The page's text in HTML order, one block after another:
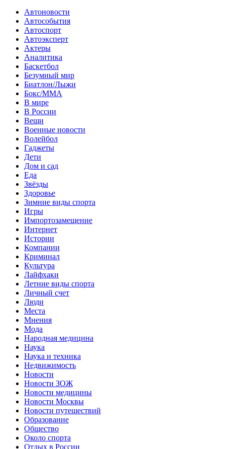
Автоновости
Автособытия
Автоспорт
Автоэксперт
Актеры
Аналитика
Баскетбол
Безумный мир
Биатлон/Лыжи
Бокс/MMA
В мире
В России
Вещи
Военные новости
Волейбол
Гаджеты
Дети
Дом и сад
Еда
Звёзды
Здоровье
Зимние виды спорта
Игры
Импортозамещение
Интернет
Истории
Компании
Криминал
Культура
Лайфхаки
Летние виды спорта
Личный счет
Люди
Места
Мнения
Мода
Народная медицина
Наука
Наука и техника
Недвижимость
Новости
Новости ЗОЖ
Новости медицины
Новости Москвы
Новости путешествий
Образование
Общество
Около спорта
Отдых в России